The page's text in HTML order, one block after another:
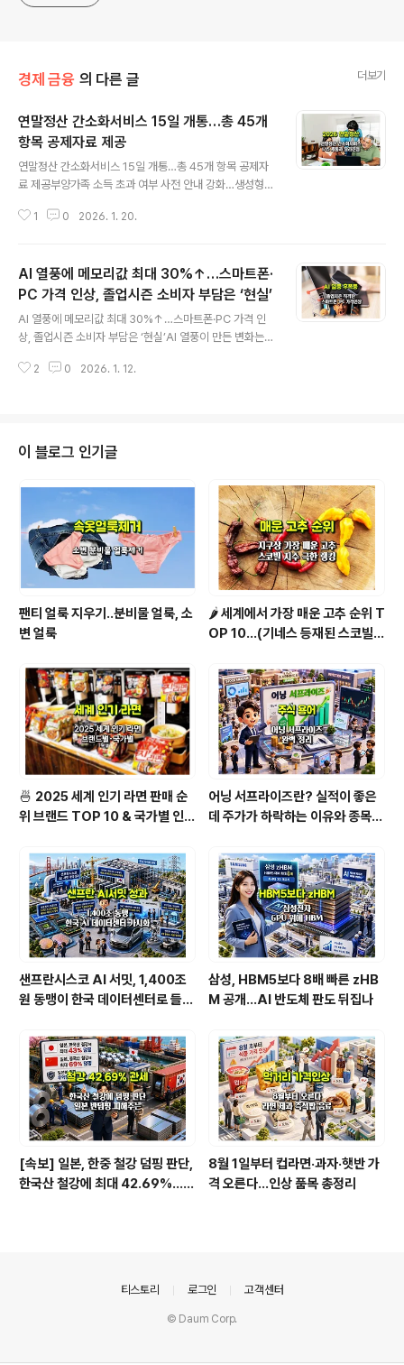
경제 금융 의 다른 글 더보기
연말정산 간소화서비스 15일 개통…총 45개
항목 공제자료 제공
연말정산 간소화서비스 15일 개통…총 45개 항목 공제자
료 제공부양가족 소득 초과 여부 사전 안내 강화…생성형
종 소득·세액공제 증명자료를 일괄 조회할 수 있는 연말정
을 개선하였으며 생성형 AI 챗봇 상담도 시범 운영하기로
했다.또한 근로자가 착오나 실수로 소득 기준을 초과한 부
양가족을 공제받는 일이 없도록 소득 기준 초과 부양가족
명단도 더 정교하게 안내한다. ◆ 새롭게 제공되는 자료기
존 42종 자료에서 올해는 3개 자료를 추가한 총 45종의
자료를 일괄 수집해 제공한다.거동이 어려운 장애인 등이
1 0 2026. 1. 20.
AI 열풍에 메모리값 최대 30%↑…스마트폰·
PC 가격 인상, 졸업시즌 소비자 부담은 ‘현실’
AI 열풍에 메모리값 최대 30%↑…스마트폰·PC 가격 인
상, 졸업시즌 소비자 부담은 ‘현실’AI 열풍이 만든 변화는
습니다.“요즘 전자제품이 비싸진 것 같다”는 말은 감정이
대로 전가되고 있습니다. 이번 가격 인상은 ‘일시적 인상’이
아니라 구조적 변화에 가깝습니다. 👉🏻 AI가 끌어올린 메모
상승은 이미 숫자로 확인됩니다.모바일 DRAM(LPDDR
5/5X)2024년 하반기 대비 계약가 기준 약 +15% ~ +2
5%고용..
2 0 2026. 1. 12.
이 블로그 인기글
팬티 얼룩 지우기..분비물 얼룩, 소
변 얼룩
🌶️ 세계에서 가장 매운 고추 순위 T
OP 10...(기네스 등재된 스코빌
🍜 2025 세계 인기 라면 판매 순
위 브랜드 TOP 10 & 국가별 인기
어닝 서프라이즈란? 실적이 좋은
데 주가가 하락하는 이유와 종목
샌프란시스코 AI 서밋, 1,400조
원 동맹이 한국 데이터센터로 들어
삼성, HBM5보다 8배 빠른 zHB
M 공개…AI 반도체 판도 뒤집나
[속보] 일본, 한중 철강 덤핑 판단,
한국산 철강에 최대 42.69%…직
8월 1일부터 컵라면·과자·햇반 가
격 오른다…인상 품목 총정리
티스토리 로그인 고객센터
© Daum Corp.